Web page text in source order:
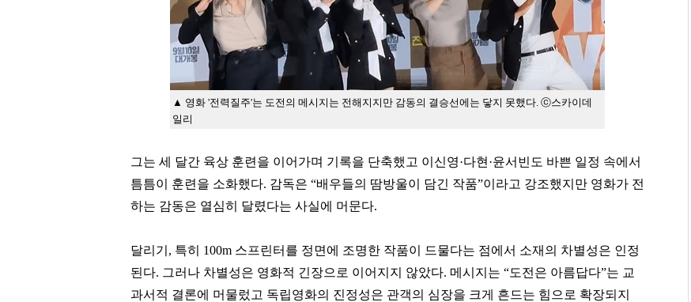
▲ 영화 '전력질주'는 도전의 메시지는 전해지지만 감동의 결승선에는 닿지 못했다. ⓒ스카이데
일리
그는 세 달간 육상 훈련을 이어가며 기록을 단축했고 이신영·다현 ·윤서빈도 바쁜 일정 속에서
틈틈이 훈련을 소화했다. 감독은 “배우들의 땀방울이 담긴 작품”이라고 강조했지만 영화가 전
하는 감동은 열심히 달렸다는 사실에 머문다.
달리기 , 특히 100m 스프린터를 정면에 조명한 작품이 드물다는 점에서 소재의 차별성은 인정
된다. 그러나 차별성은 영화적 긴장으로 이어지지 않았다. 메시지는 “도전은 아름답다”는 교
과서적 결론에 머물렀고 독립영화의 진정성은 관객의 심장을 크게 흔드는 힘으로 확장되지